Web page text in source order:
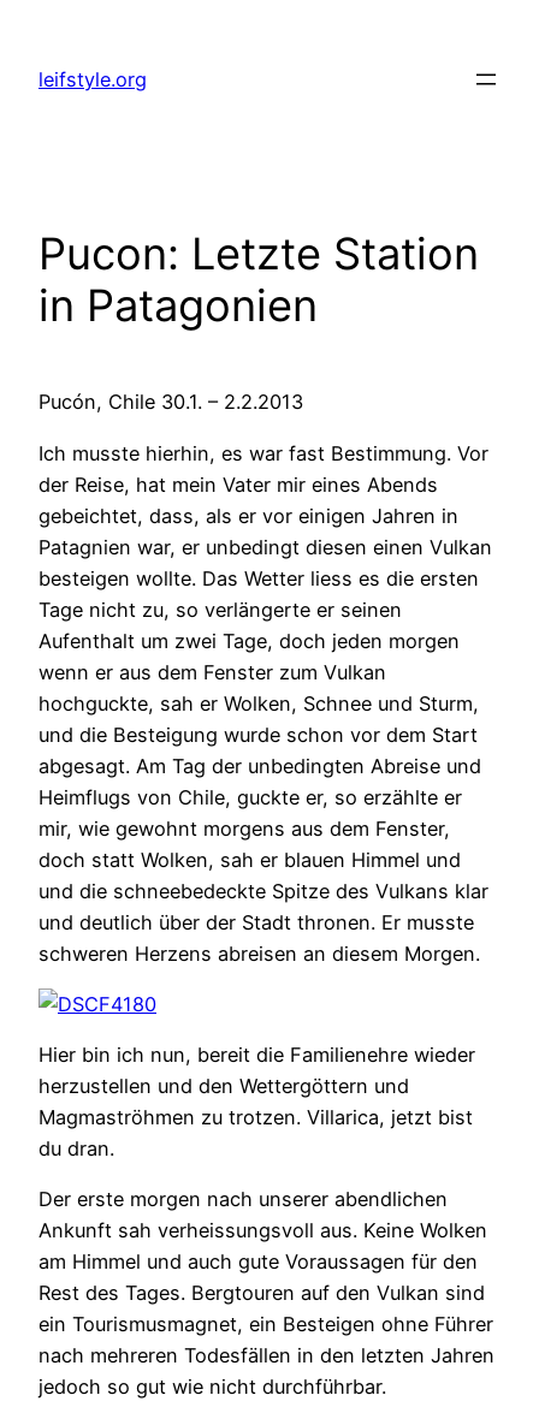
springen
leifstyle.org
Pucon: Letzte Station
in Patagonien
Pucón, Chile 30.1. – 2.2.2013
Ich musste hierhin, es war fast Bestimmung. Vor
der Reise, hat mein Vater mir eines Abends
gebeichtet, dass, als er vor einigen Jahren in
Patagnien war, er unbedingt diesen einen Vulkan
besteigen wollte. Das Wetter liess es die ersten
Tage nicht zu, so verlängerte er seinen
Aufenthalt um zwei Tage, doch jeden morgen
wenn er aus dem Fenster zum Vulkan
hochguckte, sah er Wolken, Schnee und Sturm,
und die Besteigung wurde schon vor dem Start
abgesagt. Am Tag der unbedingten Abreise und
Heimflugs von Chile, guckte er, so erzählte er
mir, wie gewohnt morgens aus dem Fenster,
doch statt Wolken, sah er blauen Himmel und
und die schneebedeckte Spitze des Vulkans klar
und deutlich über der Stadt thronen. Er musste
schweren Herzens abreisen an diesem Morgen.
Hier bin ich nun, bereit die Familienehre wieder
herzustellen und den Wettergöttern und
Magmaströhmen zu trotzen. Villarica, jetzt bist
du dran.
Der erste morgen nach unserer abendlichen
Ankunft sah verheissungsvoll aus. Keine Wolken
am Himmel und auch gute Voraussagen für den
Rest des Tages. Bergtouren auf den Vulkan sind
ein Tourismusmagnet, ein Besteigen ohne Führer
nach mehreren Todesfällen in den letzten Jahren
jedoch so gut wie nicht durchführbar.